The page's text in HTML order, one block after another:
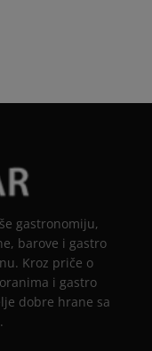
gastronomiju,
barove i gastro
Kroz priče o
i gastro
dobre hrane sa